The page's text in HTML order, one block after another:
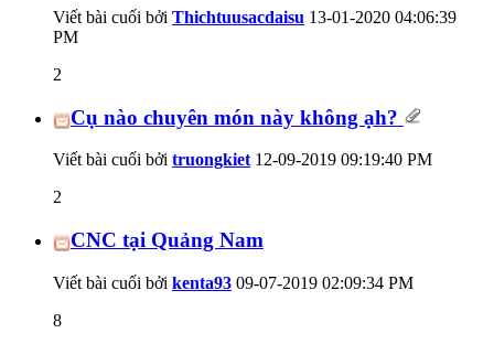
Viết bài cuối bởi Thichtuusacdaisu 13-01-2020 04:06:39
PM
2
Cụ nào chuyên món này không ạh?
Viết bài cuối bởi truongkiet 12-09-2019 09:19:40 PM
2
CNC tại Quảng Nam
Viết bài cuối bởi kenta93 09-07-2019 02:09:34 PM
8